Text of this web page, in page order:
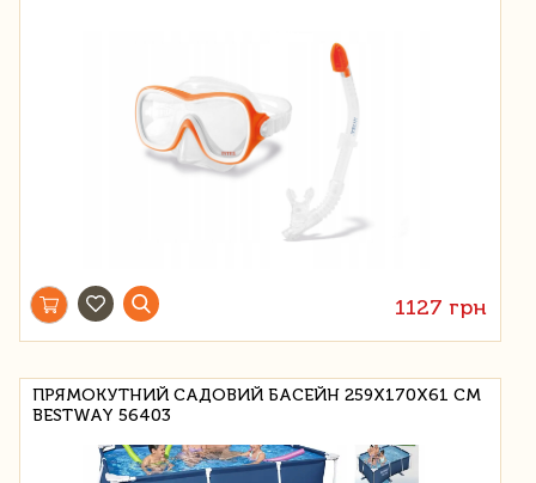
1127 грн
ПРЯМОКУТНИЙ САДОВИЙ БАСЕЙН 259X170X61 СМ
BESTWAY 56403